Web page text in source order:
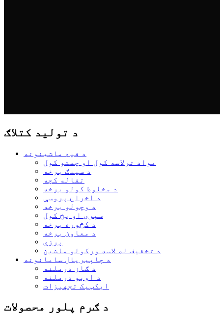
د تولید کتلاګ
د فیډ ماشینونه
مواد ترلاسه کول او چمتو کول
د سینګ برخه
تفاله کچه
د مخلوط کولو برخه
د اخراج پروسې
د وچولو برخه
سپری او یخ کول
د کڅوړه برخه
د معاون برخه
پرزې
د تخفیف له لاسه ورکولو ماشین
د چاپیریال سامانونه
د ګاز درملنه
د اوبو درملنه
ایکټیک تجهیزات
د ګرم پلور محصولات